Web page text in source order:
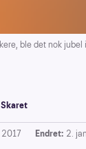
ble det nok
2017 Endret: 2.